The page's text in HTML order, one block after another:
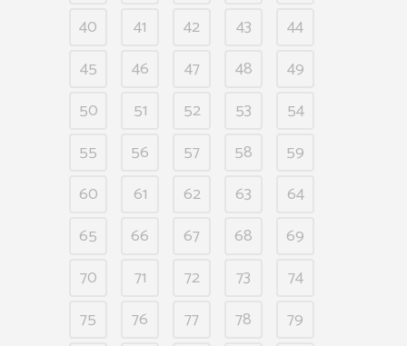
40
41 42 43
44
45
46 47 48
49
50
51 52 53
54
55
56 57 58
59
60
61 62 63
64
65
66 67 68
69
70
71 72 73
74
75
76 77 78
79